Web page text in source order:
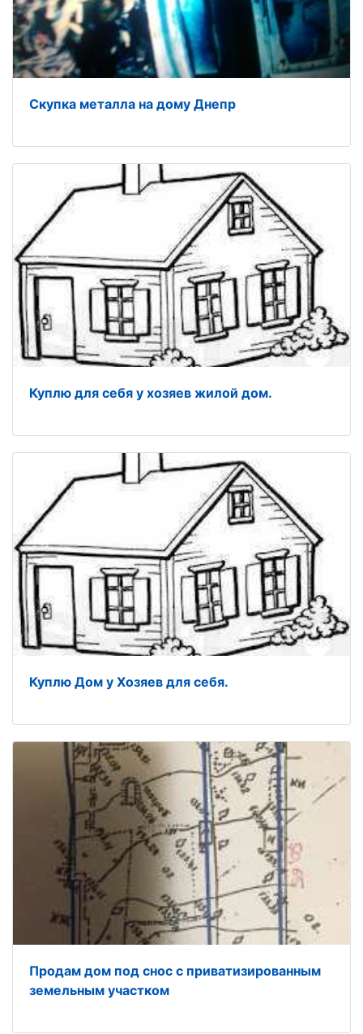
Скупка металла на дому Днепр
Куплю для себя у хозяев жилой дом.
Куплю Дом у Хозяев для себя.
Продам дом под снос с приватизированным
земельным участком